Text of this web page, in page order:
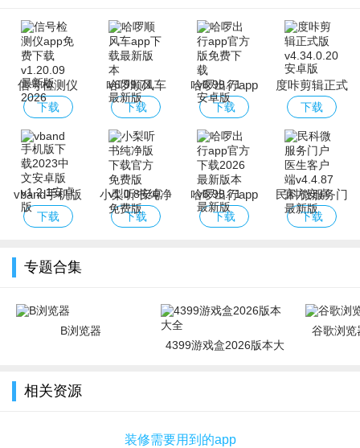
信号检测仪
app免费下载
下载
哈啰顺风车
app下载最新
下载
哈啰出行app
官方版免费下
下载
度咔剪辑正式
版
下载
vband手机版
下载2023中文
下载
小梨听书纯净
版下载官方免
下载
哈啰出行app
官方下载2026
下载
民科微服务门
户医生客户端
下载
专题合集
B浏览器
4399游戏盒2026版本大
谷歌浏览
相关资源
装修需要用到的app